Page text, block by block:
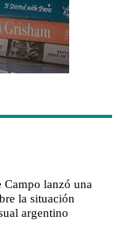
Campo lanzó una
la situación
argentino